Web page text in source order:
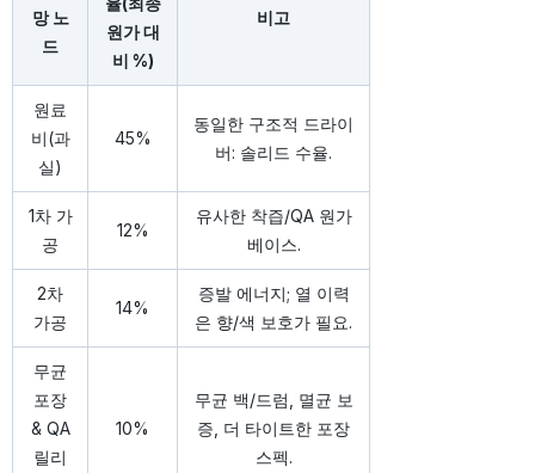
망 노
드
원가 대
비 %)
비고
원료
비(과
실)
45%
동일한 구조적 드라이
버: 솔리드 수율.
1차 가
공
12%
유사한 착즙/QA 원가
베이스.
2차
가공
14%
증발 에너지; 열 이력
은 향/색 보호가 필요.
무균
포장
& QA
릴리
10%
무균 백/드럼, 멸균 보
증, 더 타이트한 포장
스펙.